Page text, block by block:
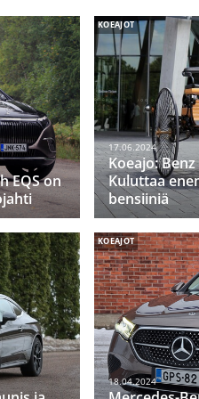
EQS on
KOEAJOT
17.06.2024
Koeajo:
Kuluttaa
bensiiniä
KOEAJOT
18.04.2024